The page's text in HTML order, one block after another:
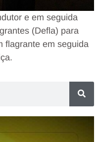
e em seguida
(Defla) para
flagrante em seguida